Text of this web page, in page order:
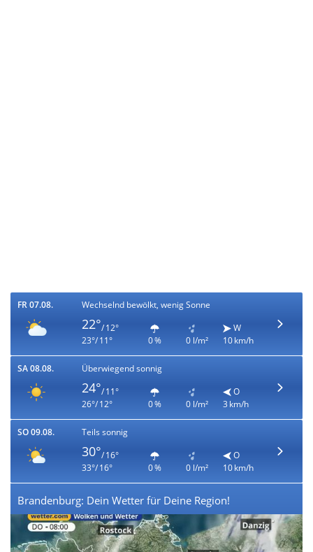
FR 07.08. Wechselnd bewölkt, wenig Sonne
22°/ 12°
23°/ 11°
0 % 0 l/m²
W
10 km/h
SA 08.08. Überwiegend sonnig
24°/ 11°
26°/ 12°
0 % 0 l/m²
O
3 km/h
SO 09.08. Teils sonnig
30°/ 16°
33°/ 16°
0 % 0 l/m²
O
10 km/h
Brandenburg: Dein Wetter für Deine Region!